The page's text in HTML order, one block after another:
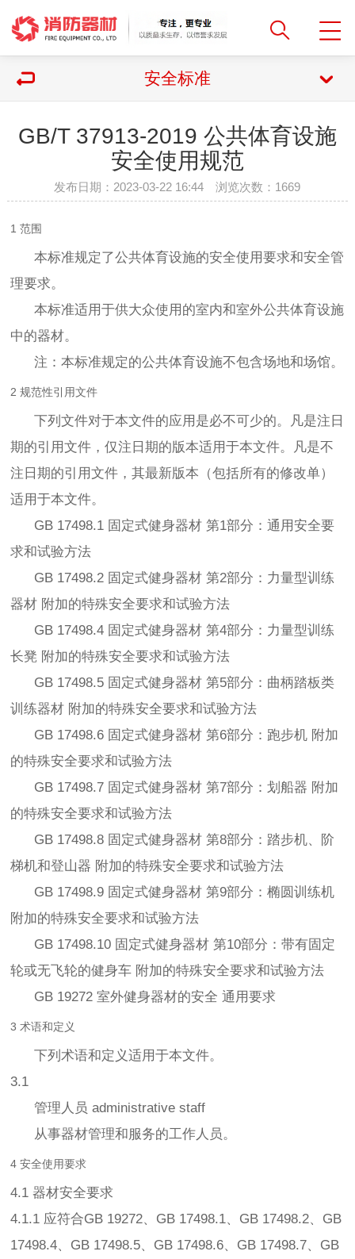
安全标准
GB/T 37913-2019 公共体育设施
安全使用规范
发布日期：2023-03-22 16:44 浏览次数： 1669
1 范围
本标准规定了公共体育设施的安全使用要求和安全管
理要求。
本标准适用于供大众使用的室内和室外公共体育设施
中的器材。
注：本标准规定的公共体育设施不包含场地和场馆。
2 规范性引用文件
下列文件对于本文件的应用是必不可少的。凡是注日
期的引用文件，仅注日期的版本适用于本文件。凡是不
注日期的引用文件，其最新版本（包括所有的修改单）
适用于本文件。
GB 17498.1 固定式健身器材 第1部分：通用安全要
求和试验方法
GB 17498.2 固定式健身器材 第2部分：力量型训练
器材 附加的特殊安全要求和试验方法
GB 17498.4 固定式健身器材 第4部分：力量型训练
长凳 附加的特殊安全要求和试验方法
GB 17498.5 固定式健身器材 第5部分：曲柄踏板类
训练器材 附加的特殊安全要求和试验方法
GB 17498.6 固定式健身器材 第6部分：跑步机 附加
的特殊安全要求和试验方法
GB 17498.7 固定式健身器材 第7部分：划船器 附加
的特殊安全要求和试验方法
GB 17498.8 固定式健身器材 第8部分：踏步机、阶
梯机和登山器 附加的特殊安全要求和试验方法
GB 17498.9 固定式健身器材 第9部分：椭圆训练机
附加的特殊安全要求和试验方法
GB 17498.10 固定式健身器材 第10部分：带有固定
轮或无飞轮的健身车 附加的特殊安全要求和试验方法
GB 19272 室外健身器材的安全 通用要求
3 术语和定义
下列术语和定义适用于本文件。
3.1
管理人员 administrative staff
从事器材管理和服务的工作人员。
4 安全使用要求
4.1 器材安全要求
4.1.1 应符合GB 19272、GB 17498.1、GB 17498.2、GB
17498.4、GB 17498.5、GB 17498.6、GB 17498.7、GB